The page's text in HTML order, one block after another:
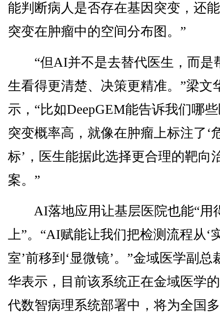
能判断病人是否存在基因突变，还
突变在肿瘤中的空间分布图。”
“但AI并不是去替代医生，而是
生看得更清楚、决策更精准。”梁文
示，“比如DeepGEM能告诉我们哪
突变概率高，就像在肿瘤上标注了‘
标’，医生能据此选择更合理的靶向
案。”
AI落地应用让基层医院也能“用
上”。“AI赋能让我们把检测流程从‘
室’前移到‘显微镜’。”金域医学副总
华表示，目前该系统正在金域医学
代数智病理系统部署中，将为全国